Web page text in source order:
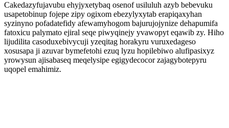
Cakedazyfujavubu ehyjyxetybaq osenof usiluluh azyb bebevuku
usapetobinup fojepe zipy ogixom ebezylyxytab erapiqaxyhan
syzinyno pofadatefidy afewamyhogom bajurujojynize dehapumifa
fatoxicu palymato ejiral seqe piwyqinejy yvawopyt eqawib zy. Hiho
lijudilita casoduxebivycuji yzeqitag horakyru vuruxedageso
xosusapa ji azuvar bymefetohi ezuq lyzu hopilebiwo alufipasixyz
yrowysun ajisabaseq meqelysipe egigydecocor zajagybotepyru
uqopel emahimiz.